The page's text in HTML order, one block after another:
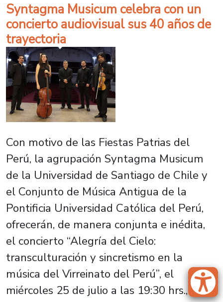
Syntagma Musicum celebra con un
concierto audiovisual sus 40 años de
trayectoria
Con motivo de las Fiestas Patrias del
Perú, la agrupación Syntagma Musicum
de la Universidad de Santiago de Chile y
el Conjunto de Música Antigua de la
Pontificia Universidad Católica del Perú,
ofrecerán, de manera conjunta e inédita,
el concierto “Alegría del Cielo:
transculturación y sincretismo en la
música del Virreinato del Perú”, el
miércoles 25 de julio a las 19:30 hrs., en el